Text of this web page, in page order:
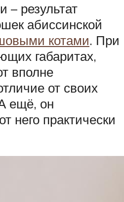
– результат
абиссинской
котами. При
габаритах,
вполне
от своих
ещё, он
него практически